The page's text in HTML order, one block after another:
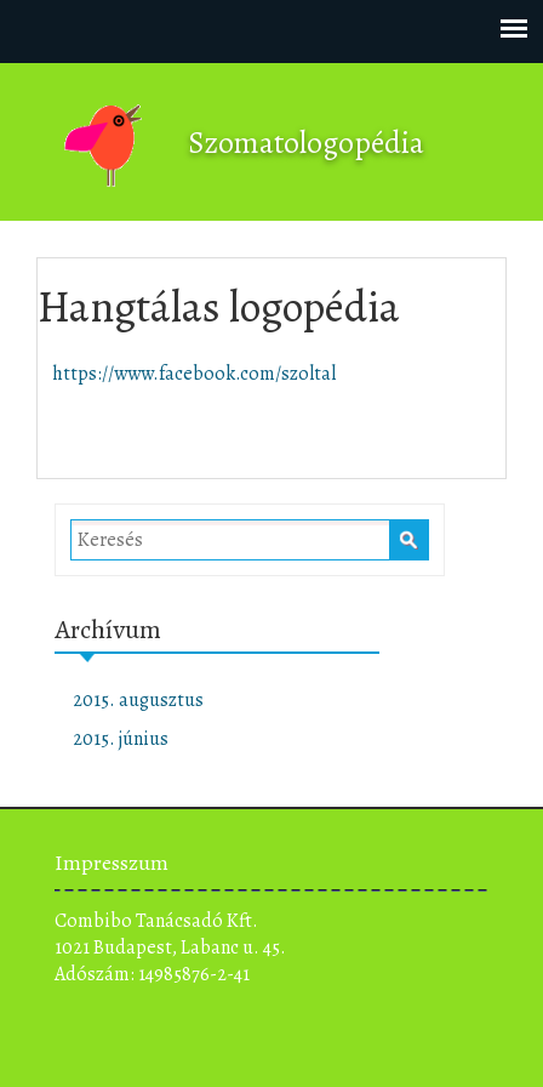
Szomatologopédia
Hangtálas logopédia
https://www.facebook.com/szoltal
Archívum
2015. augusztus
2015. június
Impresszum
Combibo Tanácsadó Kft.
1021 Budapest, Labanc u. 45.
Adószám: 14985876-2-41